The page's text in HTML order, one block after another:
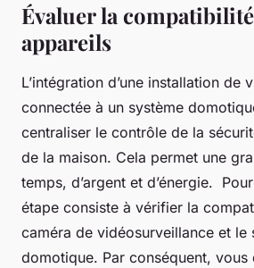
Évaluer la
appareils
L’intégration d’une installation de
connectée à un système
centraliser le contrôle de la
de la maison. Cela permet une
temps, d’argent et d’énergie.
étape consiste à vérifier la
caméra de vidéosurveillance et le
domotique. Par conséquent, vous